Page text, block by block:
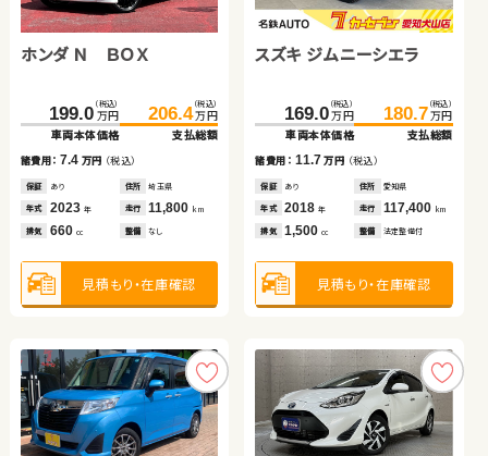
ホンダ Ｎ ＢＯＸ
199.0 （税込）
万円
車両本体価格
206.4（税込）
万円
支払総額
諸費用：7.4 万円 （税込）
保証 あり 住所 埼玉県
年式 2023 年 走行 11,800 km
排気 660 cc 整備 なし
見積もり・在庫確認
スズキ ジムニーシエラ
169.0 （税込）
万円
車両本体価格
180.7 （税込）
万円
支払総額
諸費用： 11.7万円 （税込）
保証 あり 住所 愛知県
年式 2018年 走行 117,400 km
排気 1,500cc 整備 法定整備付
見積もり・在庫確認
37.6 （税込）
万円
諸費用：7.2 万円（税込）
あり 青森県
年式 2012年 走行
排気 1,800 整備 法定整備付
見積もり・在庫確認
ッド
313.8（税込）
万円
324.9
諸費用：11.1万円（税込）
あり
年式 2026年 走行
排気 1,500 整備 なし
見積もり・在庫確認
ホンダ フリード＋
138.6万円
車両本体価格
諸費用：11.1万円 （税込）
保証 あり 住所 埼玉県
排気 1,500cc 整備 法定整備付
トヨタ アルファード ハイ
581.2 （税込）
万円
車両本体価格
592.6 （税込）
万円
支払総額
諸費用： 11.4万円 （税込）
保証 なし 住所 東京都
年式 2021年 走行 26,500km
排気 2,500cc 整備 なし
見積もり・在庫確認